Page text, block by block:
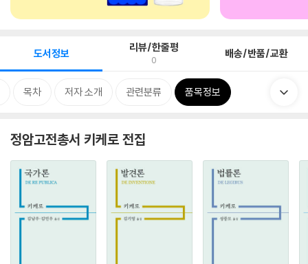
도서정보 리뷰/한줄평
0 배송/반품/교환
목차 저자 소개 관련분류 품목정보
정암고전총서 키케로 전집